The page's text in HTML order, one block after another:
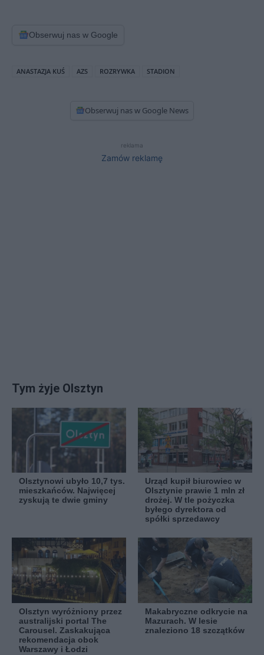
Obserwuj nas w Google
ANASTAZJA KUŚ AZS ROZRYWKA STADION
Obserwuj nas w Google News
reklama
Zamów reklamę
Tym żyje Olsztyn
Olsztynowi ubyło 10,7 tys.
mieszkańców. Najwięcej
zyskują te dwie gminy
Urząd kupił biurowiec w
Olsztynie prawie 1 mln zł
drożej. W tle pożyczka
byłego dyrektora od
spółki sprzedawcy
Olsztyn wyróżniony przez
australijski portal The
Carousel. Zaskakująca
rekomendacja obok
Warszawy i Łodzi
Makabryczne odkrycie na
Mazurach. W lesie
znaleziono 18 szczątków